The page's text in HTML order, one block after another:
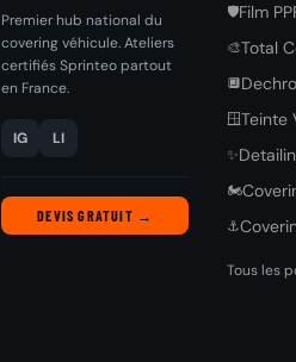
Premier hub national du
covering véhicule. Ateliers
certifiés Sprinteo partout
en France.
IG LI
DEVIS GRATUIT →
🛡️Film
🎨Total
🔲
🪟Teinte
✨
🏍️
⚓
Tous les